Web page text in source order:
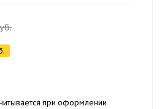
при оформлении